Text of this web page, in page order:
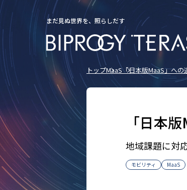
まだ見ぬ世界を、照らしだす
トップMaaS「日本版MaaS」への
「日本
地域課題に対
モビリティ MaaS